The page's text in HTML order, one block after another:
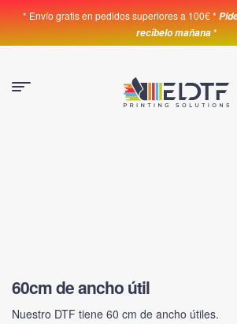
* Envío gratis en pedidos superiores a 100€ *
recíbelo mañana*
60cm de ancho útil
Nuestro DTF tiene 60 cm de ancho útiles.